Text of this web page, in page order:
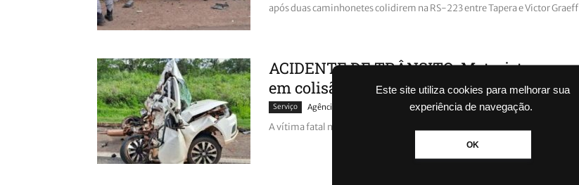
Este site utiliza cookies para melhorar sua
experiência de navegação.
OK
após duas caminhonetes colidirem na RS-223 entre Tapera e Victor Graeff
ACIDENTE DE TRÂNSITO: Motorista morre
em colisão entre carro e caminhão
Serviço Agência GBC 27/03/2024 - 15h06
A vítima fatal morreu na hora